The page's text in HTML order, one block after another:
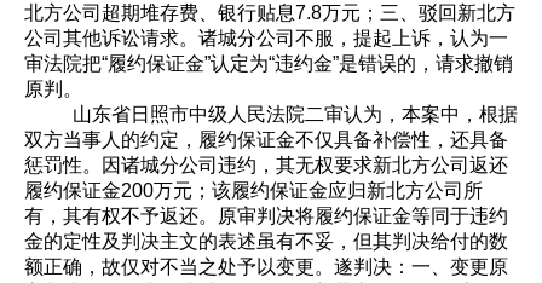
北方公司超期堆存费、银行贴息7.8万元；三、驳回新北方
公司其他诉讼请求。诸城分公司不服，提起上诉，认为一
审法院把“履约保证金”认定为“违约金”是错误的，请求撤销
原判。
山东省日照市中级人民法院二审认为，本案中，根据
双方当事人的约定，履约保证金不仅具备补偿性，还具备
惩罚性。因诸城分公司违约，其无权要求新北方公司返还
履约保证金200万元；该履约保证金应归新北方公司所
有，其有权不予返还。原审判决将履约保证金等同于违约
金的定性及判决主文的表述虽有不妥，但其判决给付的数
额正确，故仅对不当之处予以变更。遂判决：一、变更原